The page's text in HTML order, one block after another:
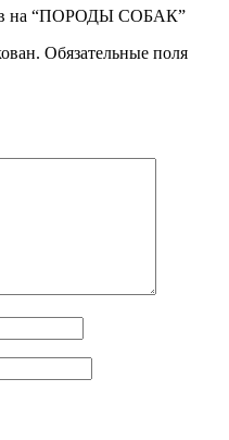
на “ПОРОДЫ СОБАК”
Обязательные поля